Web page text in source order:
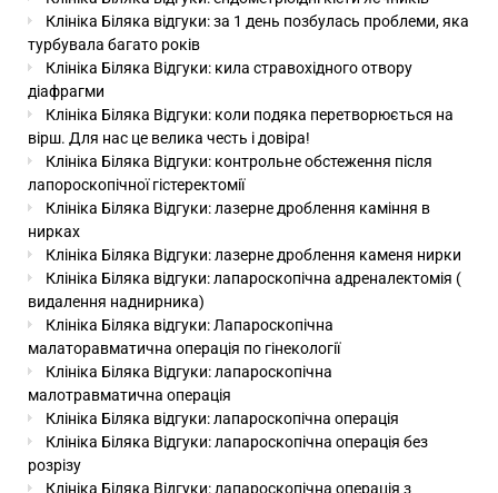
Клініка Біляка відгуки: за 1 день позбулась проблеми, яка
турбувала багато років
Клініка Біляка Відгуки: кила стравохідного отвору
діафрагми
Клініка Біляка Відгуки: коли подяка перетворюється на
вірш. Для нас це велика честь і довіра!
Клініка Біляка Відгуки: контрольне обстеження після
лапороскопічної гістеректомії
Клініка Біляка Відгуки: лазерне дроблення каміння в
нирках
Клініка Біляка Відгуки: лазерне дроблення каменя нирки
Клініка Біляка відгуки: лапароскопічна адреналектомія (
видалення наднирника)
Клініка Біляка відгуки: Лапароскопічна
малаторавматична операція по гінекології
Клініка Біляка Відгуки: лапароскопічна
малотравматична операція
Клініка Біляка відгуки: лапароскопічна операція
Клініка Біляка Відгуки: лапароскопічна операція без
розрізу
Клініка Біляка Відгуки: лапароскопічна операція з